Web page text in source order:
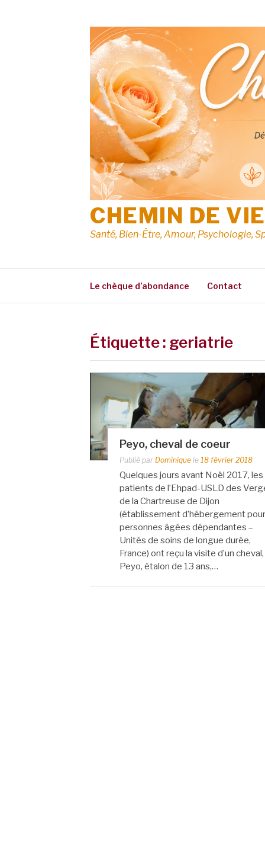
CHEMIN DE VIE
Santé, Bien-Être, Amour, Psychologie,
Le chèque d’abondance Contact
Étiquette : geriatrie
Peyo, cheval de coeur
Publié par Dominique le 18 février 2018
Quelques jours avant Noël 2017, les
patients de l’Ehpad-USLD des
de la Chartreuse de Dijon
(établissement d’hébergement pour
personnes âgées dépendantes –
Unités de soins de longue durée,
France) ont reçu la visite d’un cheval,
Peyo, étalon de 13 ans,…